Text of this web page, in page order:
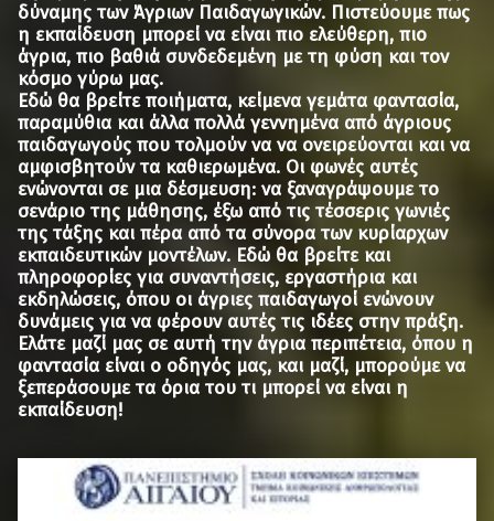
δύναμης των Άγριων Παιδαγωγικών. Πιστεύουμε πως
η εκπαίδευση μπορεί να είναι πιο ελεύθερη, πιο
άγρια, πιο βαθιά συνδεδεμένη με τη φύση και τον
κόσμο γύρω μας.
Εδώ θα βρείτε ποιήματα, κείμενα γεμάτα φαντασία,
παραμύθια και άλλα πολλά γεννημένα από άγριους
παιδαγωγούς που τολμούν να να ονειρεύονται και να
αμφισβητούν τα καθιερωμένα. Οι φωνές αυτές
ενώνονται σε μια δέσμευση: να ξαναγράψουμε το
σενάριο της μάθησης, έξω από τις τέσσερις γωνιές
της τάξης και πέρα από τα σύνορα των κυρίαρχων
εκπαιδευτικών μοντέλων. Εδώ θα βρείτε και
πληροφορίες για συναντήσεις, εργαστήρια και
εκδηλώσεις, όπου οι άγριες παιδαγωγοί ενώνουν
δυνάμεις για να φέρουν αυτές τις ιδέες στην πράξη.
Ελάτε μαζί μας σε αυτή την άγρια περιπέτεια, όπου η
φαντασία είναι ο οδηγός μας, και μαζί, μπορούμε να
ξεπεράσουμε τα όρια του τι μπορεί να είναι η
εκπαίδευση!